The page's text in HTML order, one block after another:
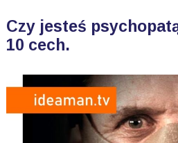
Czy jesteś
10 cech.